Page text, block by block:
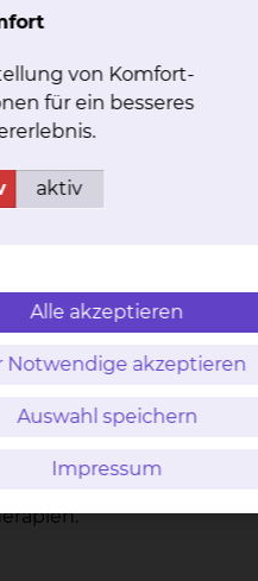
Die betroffenen
mittels Rotlichtlampen
Form der
Tiefenwirkung.
verbessert die
Regionen und führt
und
degenerative
rheumatische
allgemeine
ebenfalls
Massagen oder
von Komfort-
für ein besseres
aktiv
Alle akzeptieren
Notwendige akzeptieren
Auswahl speichern
Impressum